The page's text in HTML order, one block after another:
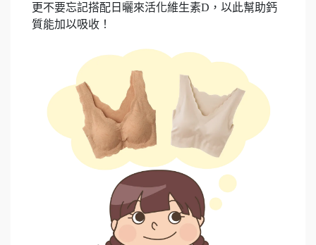
更不要忘記搭配日曬來活化維生素D，以此幫助鈣
質能加以吸收！